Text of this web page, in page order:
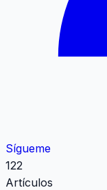
Sígueme
122
Artículos